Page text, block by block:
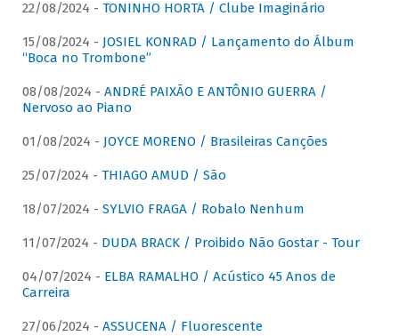
22/08/2024 - TONINHO HORTA / Clube Imaginário
15/08/2024 - JOSIEL KONRAD / Lançamento do Álbum
“Boca no Trombone”
08/08/2024 - ANDRÉ PAIXÃO E ANTÔNIO GUERRA /
Nervoso ao Piano
01/08/2024 - JOYCE MORENO / Brasileiras Canções
25/07/2024 - THIAGO AMUD / São
18/07/2024 - SYLVIO FRAGA / Robalo Nenhum
11/07/2024 - DUDA BRACK / Proibido Não Gostar - Tour
04/07/2024 - ELBA RAMALHO / Acústico 45 Anos de
Carreira
27/06/2024 - ASSUCENA / Fluorescente